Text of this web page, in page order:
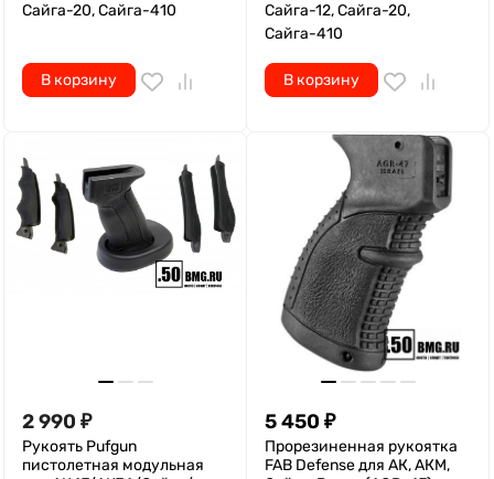
Сайга-20, Сайга-410
В корзину
Сайга-12, Сайга-20,
Сайга-410
В корзину
2 990 ₽
Рукоять Pufgun
пистолетная модульная
5 450 ₽
Прорезиненная рукоятка
FAB Defense для АК, АКМ,